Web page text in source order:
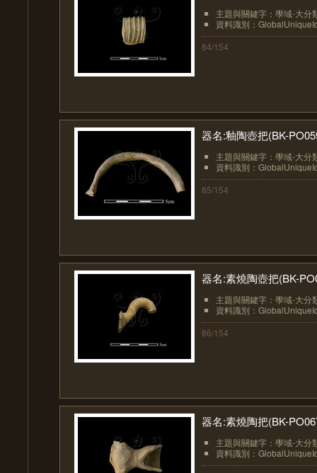
主題與關鍵字：學域-大分
資料識別：
84/154
器名:釉陶壺把(BK-
主題與關鍵字：學域-大分
資料識別：
85/154
器名:素燒陶壺把(BK-
主題與關鍵字：學域-大分
資料識別：
86/154
器名:素燒陶把(BK-
主題與關鍵字：學域-大分
資料識別：